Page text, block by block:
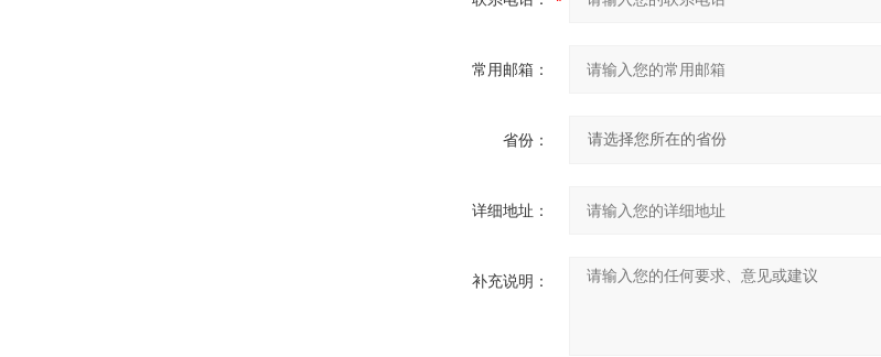
常用邮箱：
省份：
详细地址：
补充说明：